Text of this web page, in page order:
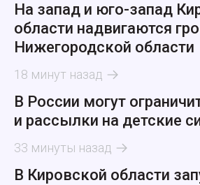
На запад и юго-запад
области надвигаются
Нижегородской области
18 минут назад
В России могут
и рассылки на детские
33 минуты назад
В Кировской области